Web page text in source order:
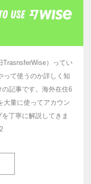
TrasnsferWise）ってい
って使うのか詳しく知
記事です。海外在住6
大量に使ってアカウン
丁寧に解説してきま